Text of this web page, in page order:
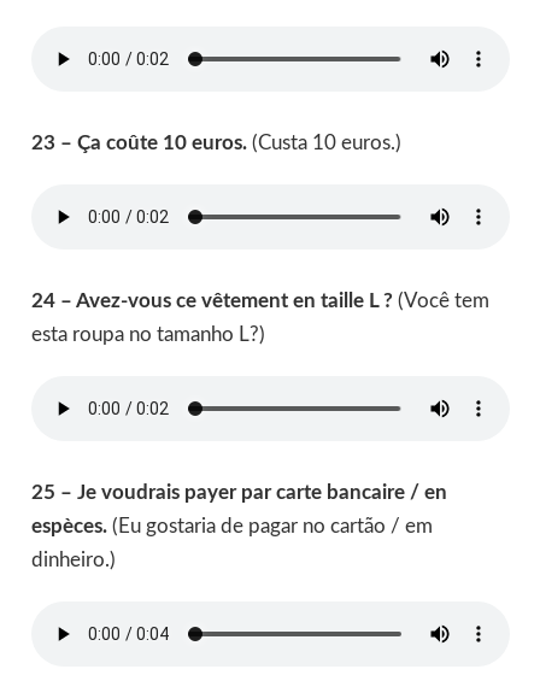
23 – Ça coûte 10 euros.(Custa 10 euros.)
24 – Avez-vous ce vêtement en taille L ? (Você tem
esta roupa no tamanho L?)
25 – Je voudrais payer par carte bancaire / en
espèces. (Eu gostaria de pagar no cartão / em
dinheiro.)